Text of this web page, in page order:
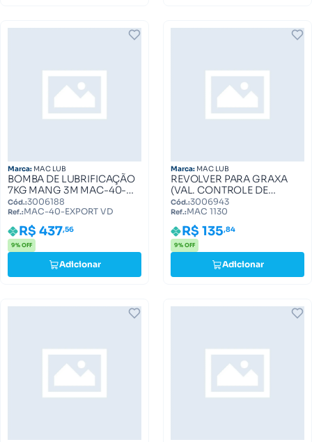
Marca: MAC LUB
BOMBA DE LUBRIFICAÇÃO
7KG MANG 3M MAC-40-
EXPORT VD
Cód.:3006188
Ref.:MAC-40-EXPORT VD
R$ 437,56
9% OFF
Adicionar
Marca: MAC LUB
REVOLVER PARA GRAXA
(VAL. CONTROLE DE
GRAXA MAC 1130) MAC
1130
Cód.:3006943
Ref.:MAC 1130
R$ 135,84
9% OFF
Adicionar